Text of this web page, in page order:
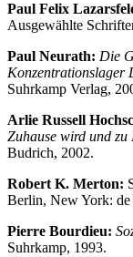
Paul Felix
Ausgewählte
Paul Neurath: Die
Konzentrationslager
Suhrkamp Verlag,
Arlie Russell
Zuhause wird und
Budrich, 2002.
Robert K. Merton:
Berlin, New York: de
Pierre Bourdieu:
Suhrkamp, 1993.